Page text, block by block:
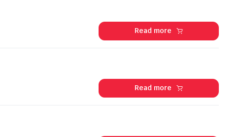
Read more
Read more